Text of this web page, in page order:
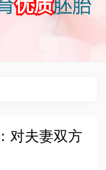
i
g
对夫妻双方